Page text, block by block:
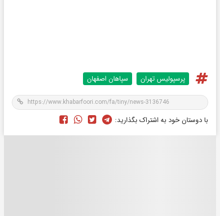
پرسپولیس تهران سپاهان اصفهان
با دوستان خود به اشتراک بگذارید: